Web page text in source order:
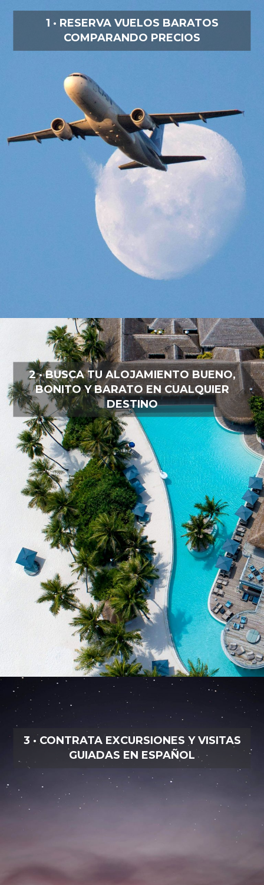
1 · RESERVA VUELOS BARATOS
COMPARANDO PRECIOS
2 · BUSCA TU ALOJAMIENTO BUENO,
BONITO Y BARATO EN CUALQUIER
DESTINO
3 · CONTRATA EXCURSIONES Y VISITAS
GUIADAS EN ESPAÑOL